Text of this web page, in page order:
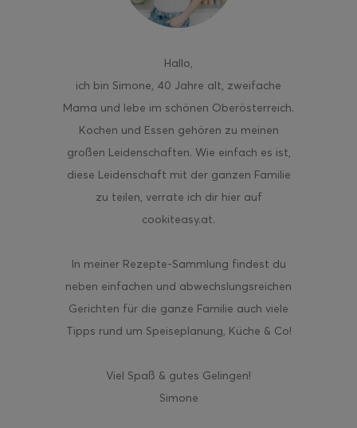
Eis am Stil
Hallo,
ich bin Simone, 40 Jahre alt, zweifache
Mama und lebe im schönen Oberösterreich.
Kochen und Essen gehören zu meinen
großen Leidenschaften. Wie einfach es ist,
diese Leidenschaft mit der ganzen Familie
zu teilen, verrate ich dir hier auf
cookiteasy.at.
In meiner Rezepte-Sammlung findest du
neben einfachen und abwechslungsreichen
Gerichten für die ganze Familie auch viele
Tipps rund um Speiseplanung, Küche & Co!
Viel Spaß & gutes Gelingen!
Simone